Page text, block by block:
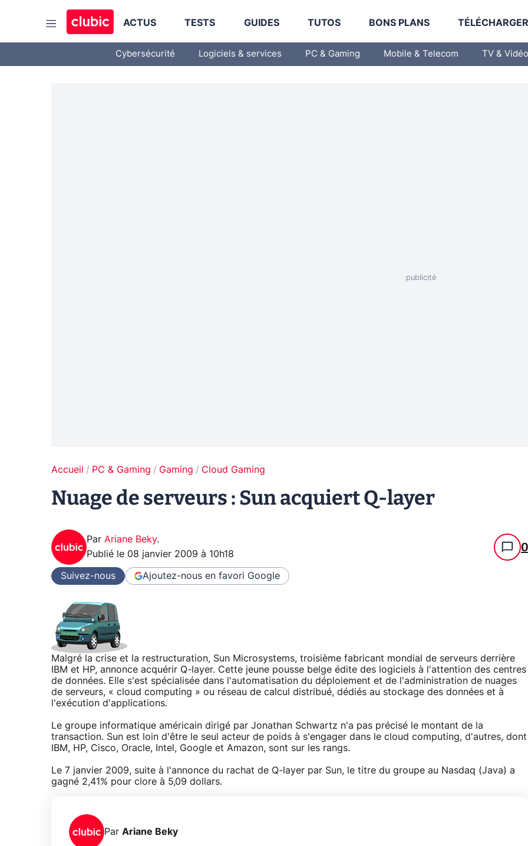
ACTUS TESTS GUIDES TUTOS BONS PLANS
Cybersécurité Logiciels & services PC & Gaming Mobile & Telecom TV & Vidéo
Accueil PC & Gaming Gaming Cloud Gaming
Nuage de serveurs : Sun acquiert Q-layer
Par Ariane Beky.
Publié le 08 janvier 2009 à 10h18 0
Suivez-nous Ajoutez-nous en favori Google
Malgré la crise et la restructuration, Sun Microsystems, troisième fabricant mondial de serveurs derrière
IBM et HP, annonce acquérir Q-layer. Cette jeune pousse belge édite des logiciels à l'attention des centres
de données. Elle s'est spécialisée dans l'automatisation du déploiement et de l'administration de nuages
de serveurs, « cloud computing » ou réseau de calcul distribué, dédiés au stockage des données et à
l'exécution d'applications.
Le groupe informatique américain dirigé par Jonathan Schwartz n'a pas précisé le montant de la
transaction. Sun est loin d'être le seul acteur de poids à s'engager dans le cloud computing, d'autres, dont
IBM, HP, Cisco, Oracle, Intel, Google et Amazon, sont sur les rangs.
Le 7 janvier 2009, suite à l'annonce du rachat de Q-layer par Sun, le titre du groupe au Nasdaq (Java) a
gagné 2,41% pour clore à 5,09 dollars.
Par Ariane Beky